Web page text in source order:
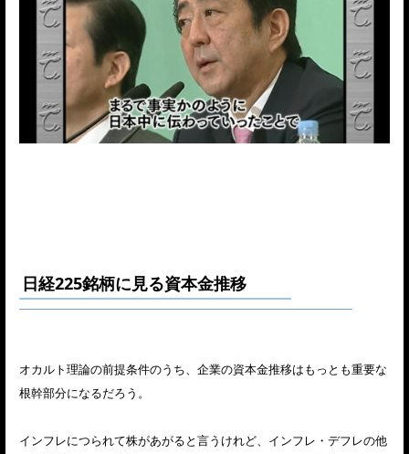
日経225銘柄に見る資本金推移
オカルト理論の前提条件のうち、企業の資本金推移はもっとも重要な
根幹部分になるだろう。
インフレにつられて株があがると言うけれど、インフレ・デフレの他